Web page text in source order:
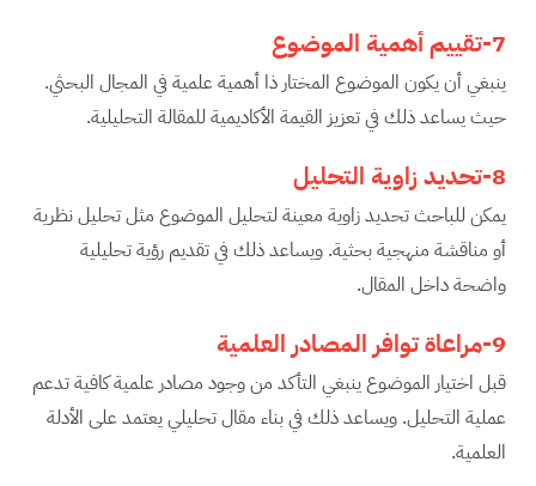
7-تقييم أهمية الموضوع
ينبغي أن يكون الموضوع المختار ذا أهمية علمية في المجال البحثي.
حيث يساعد ذلك في تعزيز القيمة الأكاديمية للمقالة التحليلية.
8-تحديد زاوية التحليل
يمكن للباحث تحديد زاوية معينة لتحليل الموضوع مثل تحليل نظرية
أو مناقشة منهجية بحثية. ويساعد ذلك في تقديم رؤية تحليلية
واضحة داخل المقال.
9-مراعاة توافر المصادر العلمية
قبل اختيار الموضوع ينبغي التأكد من وجود مصادر علمية كافية تدعم
عملية التحليل. ويساعد ذلك في بناء مقال تحليلي يعتمد على الأدلة
العلمية.